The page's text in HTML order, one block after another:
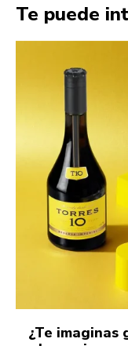
Te puede
¿Te imaginas